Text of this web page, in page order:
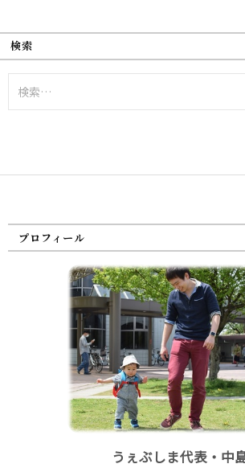
検索
索:
プロフィール
うぇぶしま代表・中